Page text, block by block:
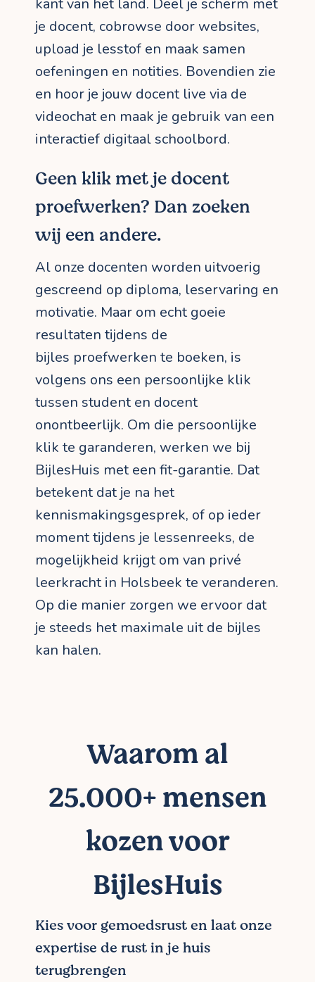
kant van het land. Deel je scherm met
je docent, cobrowse door websites,
upload je lesstof en maak samen
oefeningen en notities. Bovendien zie
en hoor je jouw docent live via de
videochat en maak je gebruik van een
interactief digitaal schoolbord.
Geen klik met je docent
proefwerken? Dan zoeken
wij een andere.
Al onze docenten worden uitvoerig
gescreend op diploma, leservaring en
motivatie. Maar om echt goeie
resultaten tijdens de
bijles proefwerken te boeken, is
volgens ons een persoonlijke klik
tussen student en docent
onontbeerlijk. Om die persoonlijke
klik te garanderen, werken we bij
BijlesHuis met een fit-garantie. Dat
betekent dat je na het
kennismakingsgesprek, of op ieder
moment tijdens je lessenreeks, de
mogelijkheid krijgt om van privé
leerkracht in Holsbeek te veranderen.
Op die manier zorgen we ervoor dat
je steeds het maximale uit de bijles
kan halen.
Waarom al
25.000+ mensen
kozen voor
BijlesHuis
Kies voor gemoedsrust en laat onze
expertise de rust in je huis
terugbrengen